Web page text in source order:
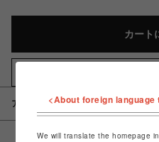
カート
アイテム説明 / 素材
<About foreign
We will translate the homepage